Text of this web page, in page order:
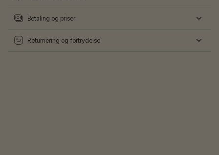
Betaling og priser
Returnering og fortrydelse